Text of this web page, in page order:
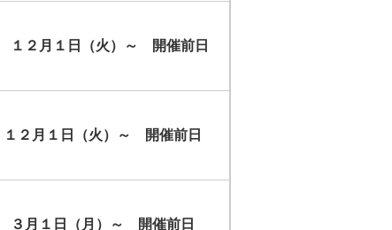
１２月１日（火）～ 開催前日
１２月１日（火）～ 開催前日
３月１日（月）～ 開催前日